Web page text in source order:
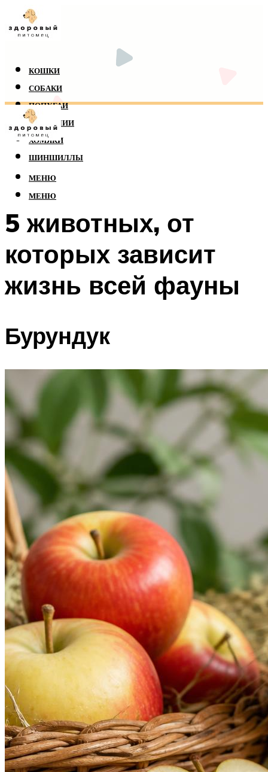
КОШКИ
СОБАКИ
ПОПУГАИ
РЕПТИЛИИ
ХОМЯКИ
ШИНШИЛЛЫ
МЕНЮ
МЕНЮ
5 животных, от
которых зависит
жизнь всей фауны
Бурундук